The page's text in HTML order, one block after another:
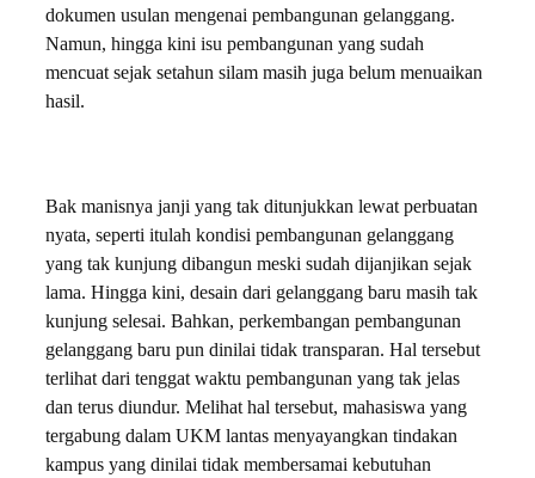
dokumen usulan mengenai pembangunan gelanggang.
Namun, hingga kini isu pembangunan yang sudah
mencuat sejak setahun silam masih juga belum menuaikan
hasil.
Bak manisnya janji yang tak ditunjukkan lewat perbuatan
nyata, seperti itulah kondisi pembangunan gelanggang
yang tak kunjung dibangun meski sudah dijanjikan sejak
lama. Hingga kini, desain dari gelanggang baru masih tak
kunjung selesai. Bahkan, perkembangan pembangunan
gelanggang baru pun dinilai tidak transparan. Hal tersebut
terlihat dari tenggat waktu pembangunan yang tak jelas
dan terus diundur. Melihat hal tersebut, mahasiswa yang
tergabung dalam UKM lantas menyayangkan tindakan
kampus yang dinilai tidak membersamai kebutuhan